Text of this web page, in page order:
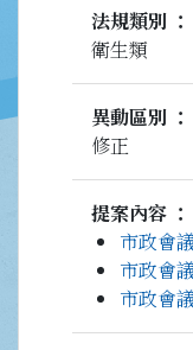
法規類別
衛生類
異動區別
修正
提案內容
市政會
市政會
市政會